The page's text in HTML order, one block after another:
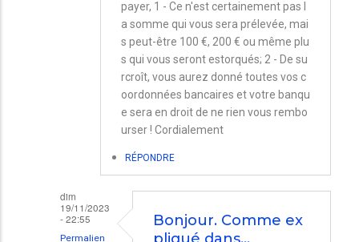
payer, 1 - Ce n'est certainement pas l
a somme qui vous sera prélevée, mai
s peut-être 100 €, 200 € ou même plu
s qui vous seront estorqués; 2 - De su
rcroît, vous aurez donné toutes vos c
oordonnées bancaires et votre banqu
e sera en droit de ne rien vous rembo
urser ! Cordialement
RÉPONDRE
dim
19/11/2023
- 22:55
Permalien
Bonjour. Comme ex